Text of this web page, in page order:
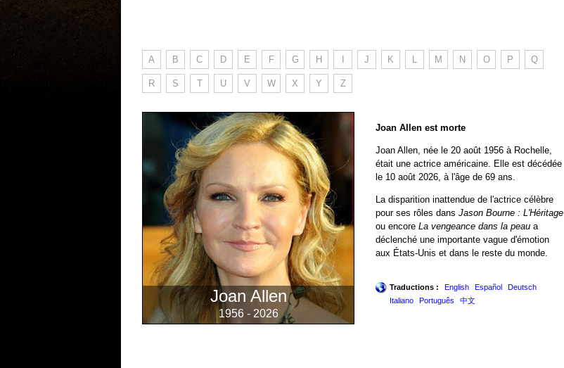
A B C D E F G H J K L M N O P Q
R S T U V W X Y Z
Joan Allen
1956 - 2026
Joan Allen est morte
Joan Allen, née le 20 août 1956 à Rochelle,
était une actrice américaine. Elle est décédée
le 10 août 2026, à l'âge de 69 ans.
La disparition inattendue de l'actrice célèbre
pour ses rôles dans Jason Bourne : L'Héritage
ou encore La vengeance dans la peau a
déclenché une importante vague d'émotion
aux États-Unis et dans le reste du monde.
Traductions : English Español
Deutsch
Italiano
Português 中文